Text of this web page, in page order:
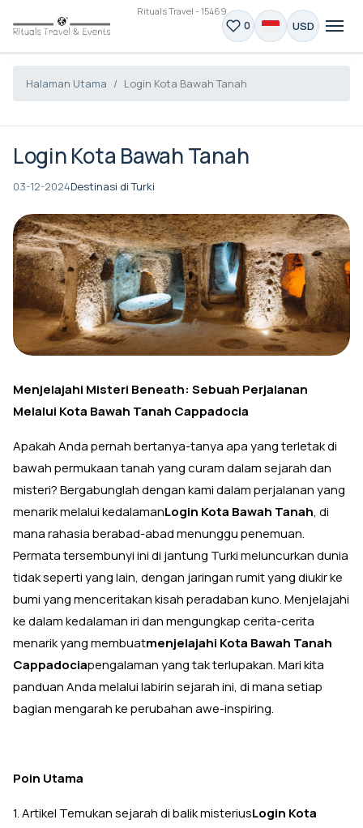
Rituals Travel - 15469
0 USD
Halaman Utama Login Kota Bawah Tanah
Login Kota Bawah Tanah
03-12-2024Destinasi di Turki
Menjelajahi Misteri Beneath: Sebuah Perjalanan
Melalui Kota Bawah Tanah Cappadocia
Apakah Anda pernah bertanya-tanya apa yang terletak di
bawah permukaan tanah yang curam dalam sejarah dan
misteri? Bergabunglah dengan kami dalam perjalanan yang
menarik melalui kedalamanLogin Kota Bawah Tanah, di
mana rahasia berabad-abad menunggu penemuan.
Permata tersembunyi ini di jantung Turki meluncurkan dunia
tidak seperti yang lain, dengan jaringan rumit yang diukir ke
bumi yang menceritakan kisah peradaban kuno. Menjelajahi
ke dalam kedalaman iri dan mengungkap cerita-cerita
menarik yang membuatmenjelajahi Kota Bawah Tanah
Cappadociapengalaman yang tak terlupakan. Mari kita
panduan Anda melalui labirin sejarah ini, di mana setiap
bagian mengarah ke perubahan awe-inspiring.
Poin Utama
1. Artikel Temukan sejarah di balik misteriusLogin Kota